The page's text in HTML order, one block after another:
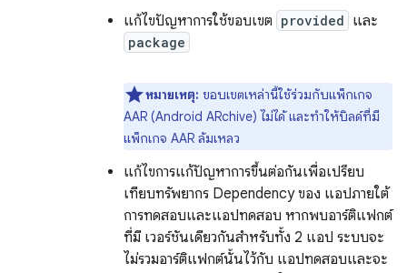
แก้ไขปัญหาการใช้ขอบเขต provided และ
package
หมายเหตุ: ขอบเขตเหล่านี้ใช้ร่วมกับแพ็กเกจ
AAR (Android ARchive) ไม่ได้ และทำให้บิลด์ที่มี
แพ็กเกจ AAR ล้มเหลว
แก้ไขการแก้ปัญหาการขึ้นต่อกันเพื่อเปรียบ
เทียบทรัพยากร Dependency ของ แอปภายใต้
การทดสอบและแอปทดสอบ หากพบอาร์ติแฟกต์
ที่มี เวอร์ชันเดียวกันสำหรับทั้ง 2 แอป ระบบจะ
ไม่รวมอาร์ติแฟกต์นั้นไว้กับ แอปทดสอบและจะ